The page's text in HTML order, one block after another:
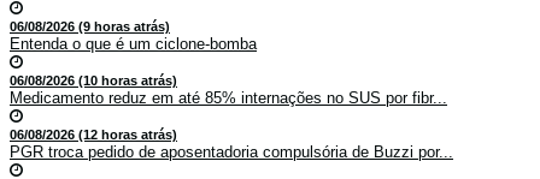
06/08/2026 (9 horas atrás)
Entenda o que é um ciclone-bomba
06/08/2026 (10 horas atrás)
Medicamento reduz em até 85% internações no SUS por fibr...
06/08/2026 (12 horas atrás)
PGR troca pedido de aposentadoria compulsória de Buzzi por...